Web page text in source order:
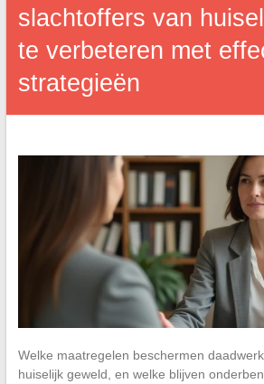
slachtoffers van
te verbeteren met
strategieën
Welke maatregelen beschermen
huiselijk geweld, en welke blijven